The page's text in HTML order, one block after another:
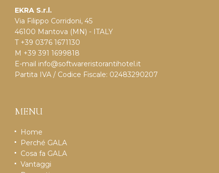
EKRA S.r.l.
Via Filippo Corridoni, 45
46100 Mantova (MN) - ITALY
T +39 0376 1671130
M +39 391 1699818
E-mail info@softwareristorantihotel.it
Partita IVA / Codice Fiscale: 02483290207
MENU
Home
Perché GALA
Cosa fa GALA
Vantaggi